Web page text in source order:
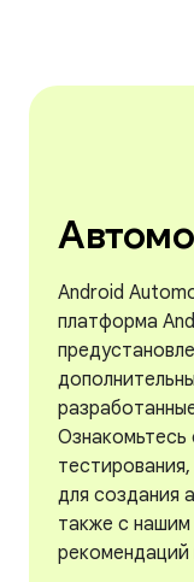
Android
платформа
Ознакомьтесь
для создания
также с
рекомендаций